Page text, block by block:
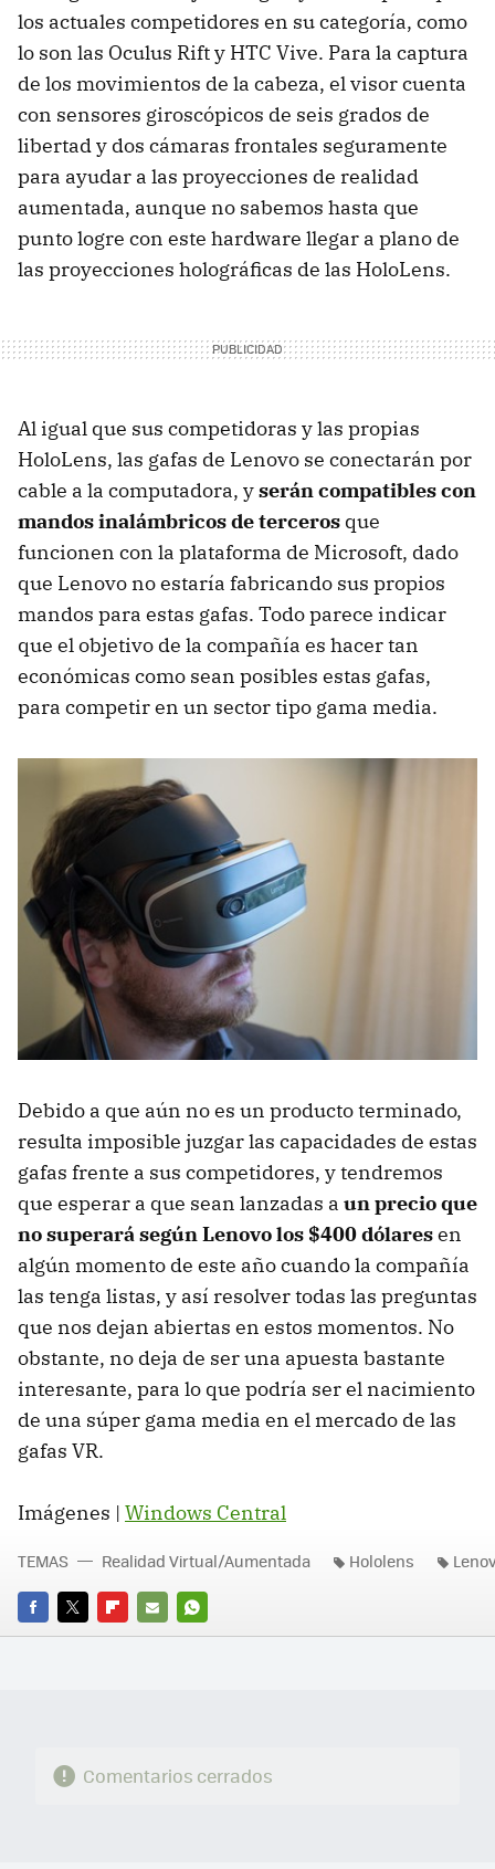
los actuales competidores en su categoría, como
lo son las Oculus Rift y HTC Vive. Para la captura
de los movimientos de la cabeza, el visor cuenta
con sensores giroscópicos de seis grados de
libertad y dos cámaras frontales seguramente
para ayudar a las proyecciones de realidad
aumentada, aunque no sabemos hasta que
punto logre con este hardware llegar a plano de
las proyecciones holográficas de las HoloLens.
Al igual que sus competidoras y las propias
HoloLens, las gafas de Lenovo se conectarán por
cable a la computadora, yserán compatibles con
mandos inalámbricos de terceros que
funcionen con la plataforma de Microsoft, dado
que Lenovo no estaría fabricando sus propios
mandos para estas gafas. Todo parece indicar
que el objetivo de la compañía es hacer tan
económicas como sean posibles estas gafas,
para competir en un sector tipo gama media.
Debido a que aún no es un producto terminado,
resulta imposible juzgar las capacidades de estas
gafas frente a sus competidores, y tendremos
que esperar a que sean lanzadas a un precio que
no superará según Lenovo los $400 dólaresen
algún momento de este año cuando la compañía
las tenga listas, y así resolver todas las preguntas
que nos dejan abiertas en estos momentos. No
obstante, no deja de ser una apuesta bastante
interesante, para lo que podría ser el nacimiento
de una súper gama media en el mercado de las
gafas VR.
Imágenes | Windows Central
FACEBOOK
TWITTERFLIPBOARD
E-
WHATSAPP
TEMAS Realidad Virtual/Aumentada Hololens
Comentarios cerrados